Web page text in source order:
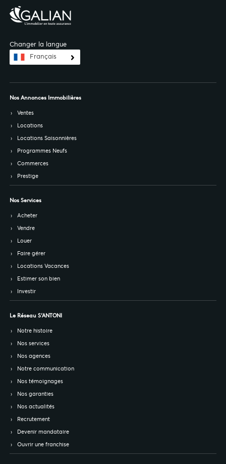
Changer la langue
Français
Nos Annonces Immobilières
Ventes
Locations
Locations Saisonnières
Programmes Neufs
Commerces
Prestige
Nos Services
Acheter
Vendre
Louer
Faire gérer
Locations Vacances
Estimer son bien
Investir
Le Réseau S’ANTONI
Notre histoire
Nos services
Nos agences
Notre communication
Nos témoignages
Nos garanties
Nos actualités
Recrutement
Devenir mandataire
Ouvrir une franchise